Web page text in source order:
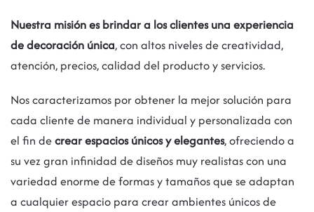
Nuestra misión es brindar a los clientes una experiencia
de decoración única, con altos niveles de creatividad,
atención, precios, calidad del producto y servicios.
Nos caracterizamos por obtener la mejor solución para
cada cliente de manera individual y personalizada con
el fin decrear espacios únicos y elegantes, ofreciendo a
su vez gran infinidad de diseños muy realistas con una
variedad enorme de formas y tamaños que se adaptan
a cualquier espacio para crear ambientes únicos de